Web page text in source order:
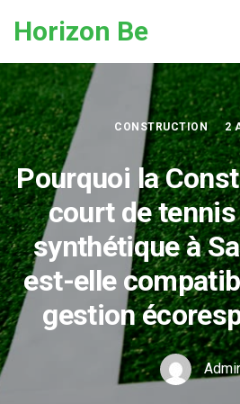
Horizon Be
CONSTRUCTION 2
Pourquoi la
court de
synthétique à
est-elle
gestion